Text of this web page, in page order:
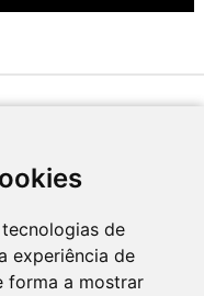
de
experiência de
forma a mostrar